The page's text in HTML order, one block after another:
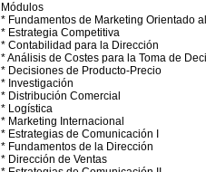
Módulos
* Fundamentos de Marketing Orientado
* Estrategia Competitiva
* Contabilidad para la Dirección
* Análisis de Costes para la Toma de
* Decisiones de Producto-Precio
* Investigación
* Distribución Comercial
* Logística
* Marketing Internacional
* Estrategias de Comunicación I
* Fundamentos de la Dirección
* Dirección de Ventas